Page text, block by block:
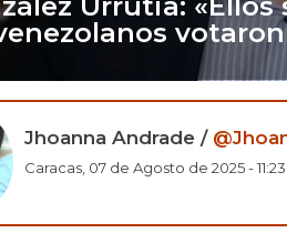
Urrutia:
Jhoanna Andrade /
Caracas, 07 de Agosto de 2025 -